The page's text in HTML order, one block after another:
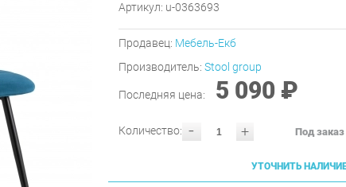
Артикул: u-0363693
Продавец: Мебель-Екб
Производитель: Stool group
Последняя цена: 5 090 ₽
- +
Количество: Под заказ
УТОЧНИТЬ